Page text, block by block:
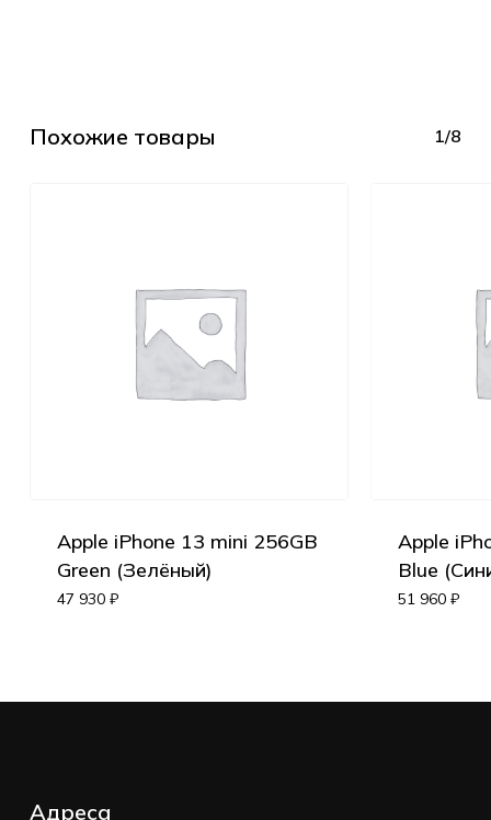
Корзина пуста.
Похожие товары 1/8
Apple iPhone 13 mini 256GB
Green (Зелёный)
47 930 ₽
Apple
Blue
51 960 ₽
Адреса